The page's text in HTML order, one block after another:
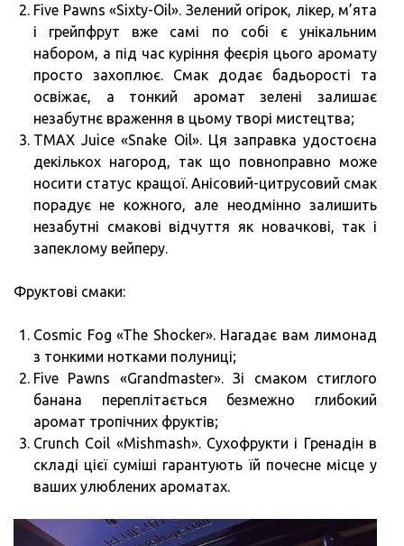
Five Pawns «Sixty-Oil». Зелений огірок, лікер, м’ята
і грейпфрут вже самі по собі є унікальним
набором, а під час куріння феєрія цього аромату
просто захоплює. Смак додає бадьорості та
освіжає, а тонкий аромат зелені залишає
незабутнє враження в цьому творі мистецтва;
TMAX Juice «Snake Oil». Ця заправка удостоєна
декількох нагород, так що повноправно може
носити статус кращої. Анісовий-цитрусовий смак
порадує не кожного, але неодмінно залишить
незабутні смакові відчуття як новачкові, так і
запеклому вейперу.
Фруктові смаки:
Cosmic Fog «The Shocker». Нагадає вам лимонад
з тонкими нотками полуниці;
Five Pawns «Grandmaster». Зі смаком стиглого
банана переплітається безмежно глибокий
аромат тропічних фруктів;
Crunch Coil «Mishmash». Сухофрукти і Гренадін в
складі цієї суміші гарантують їй почесне місце у
ваших улюблених ароматах.